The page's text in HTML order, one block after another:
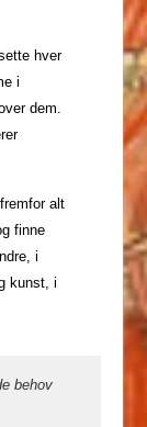
hver
i
dem.
alt
finne
i
kunst, i
behov